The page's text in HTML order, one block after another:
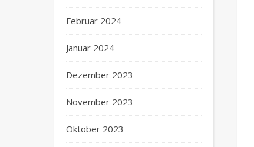
Februar 2024
Januar 2024
Dezember 2023
November 2023
Oktober 2023